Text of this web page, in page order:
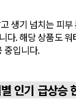
생기 넘치는 피
다. 해당 상품도
중입니다.
인기 급상승